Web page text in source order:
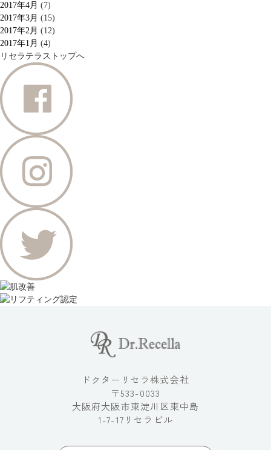
2017年4月 (7)
2017年3月 (15)
2017年2月 (12)
2017年1月 (4)
リセラテラストップへ
ドクターリセラ株式会社
〒533-0033
大阪府大阪市東淀川区東中島
1-7-17リセラビル